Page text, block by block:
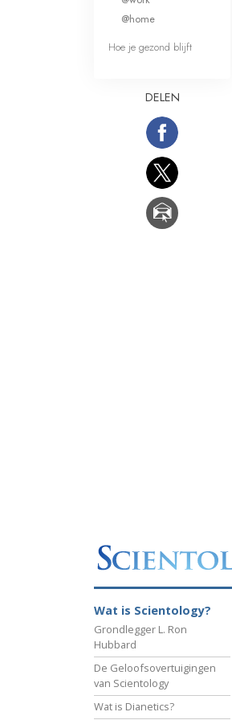
@home
Hoe je gezond blijft
DELEN
Wat is Scientology?
Grondlegger L. Ron
Hubbard
De Geloofsovertuigingen
van Scientology
Wat is Dianetics?